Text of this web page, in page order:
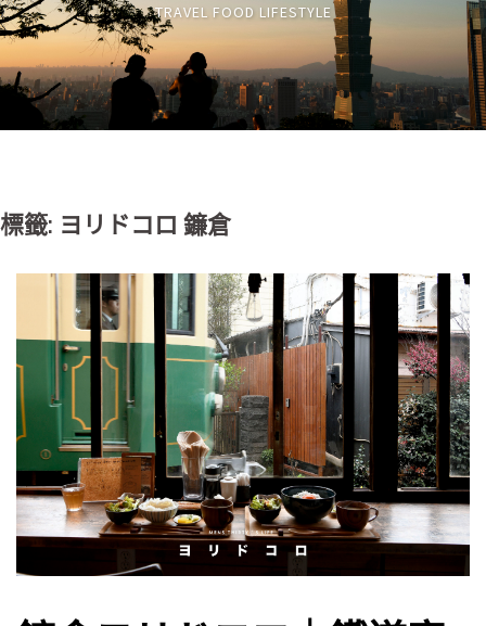
TRAVEL FOOD LIFESTYLE
標籤: ヨリドコロ 鐮倉